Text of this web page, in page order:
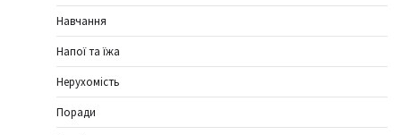
Навчання
Напої та їжа
Нерухомість
Поради